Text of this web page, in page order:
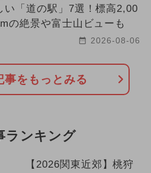
い「道の駅」7選！標高2,00
の絶景や富士山ビューも
2026-08-06
事をもっとみる
ランキング
【2026関東近郊】桃狩